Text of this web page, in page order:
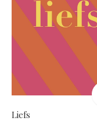
Liefs